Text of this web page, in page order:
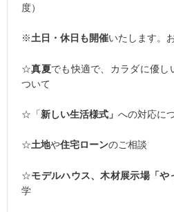
度）
※土日・休日も開催いたします。
☆真夏でも快適で、カラダに優し
ついて
☆「新しい生活様式」 への対応に
☆土地や住宅ローンのご相談
☆モデルハウス、木材展示場「や
学